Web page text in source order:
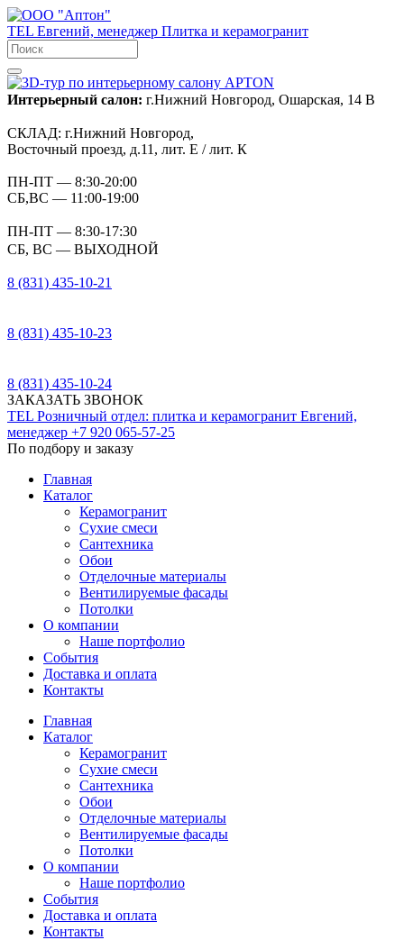
TEL Евгений, менеджер Плитка и керамогранит
Интерьерный салон: г.Нижний Новгород, Ошарская, 14 В
СКЛАД: г.Нижний Новгород,
Восточный проезд, д.11, лит. Е / лит. К
ПН-ПТ — 8:30-20:00
СБ,ВС — 11:00-19:00
ПН-ПТ — 8:30-17:30
СБ, ВС — ВЫХОДНОЙ
8 (831) 435-10-21
8 (831) 435-10-23
8 (831) 435-10-24
ЗАКАЗАТЬ ЗВОНОК
TEL Розничный отдел: плитка и керамогранит Евгений,
менеджер +7 920 065-57-25
По подбору и заказу
Главная
Каталог
Керамогранит
Сухие смеси
Сантехника
Обои
Отделочные материалы
Вентилируемые фасады
Потолки
О компании
Наше портфолио
События
Доставка и оплата
Контакты
Главная
Каталог
Керамогранит
Сухие смеси
Сантехника
Обои
Отделочные материалы
Вентилируемые фасады
Потолки
О компании
Наше портфолио
События
Доставка и оплата
Контакты